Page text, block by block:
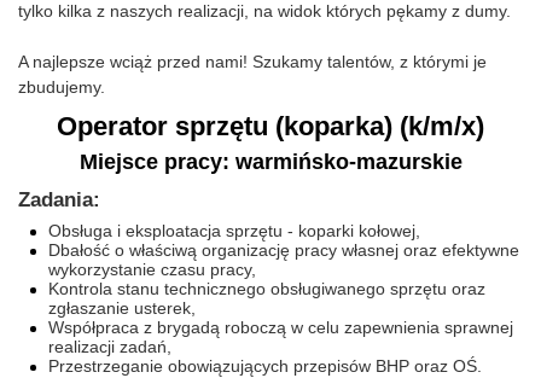
tylko kilka z naszych realizacji, na widok których pękamy z dumy.
A najlepsze wciąż przed nami! Szukamy talentów, z którymi je
zbudujemy.
Operator sprzętu (koparka) (k/m/x)
Miejsce pracy: warmińsko-mazurskie
Zadania:
Obsługa i eksploatacja sprzętu - koparki kołowej,
Dbałość o właściwą organizację pracy własnej oraz efektywne
wykorzystanie czasu pracy,
Kontrola stanu technicznego obsługiwanego sprzętu oraz
zgłaszanie usterek,
Współpraca z brygadą roboczą w celu zapewnienia sprawnej
realizacji zadań,
Przestrzeganie obowiązujących przepisów BHP oraz OŚ.